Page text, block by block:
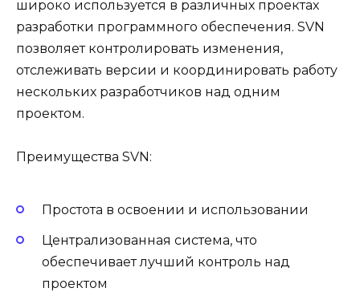
широко используется в различных проектах
разработки программного обеспечения. SVN
позволяет контролировать изменения,
отслеживать версии и координировать работу
нескольких разработчиков над одним
проектом.
Преимущества SVN:
Простота в освоении и использовании
Централизованная система, что
обеспечивает лучший контроль над
проектом